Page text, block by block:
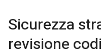
Sicurezza
revisione